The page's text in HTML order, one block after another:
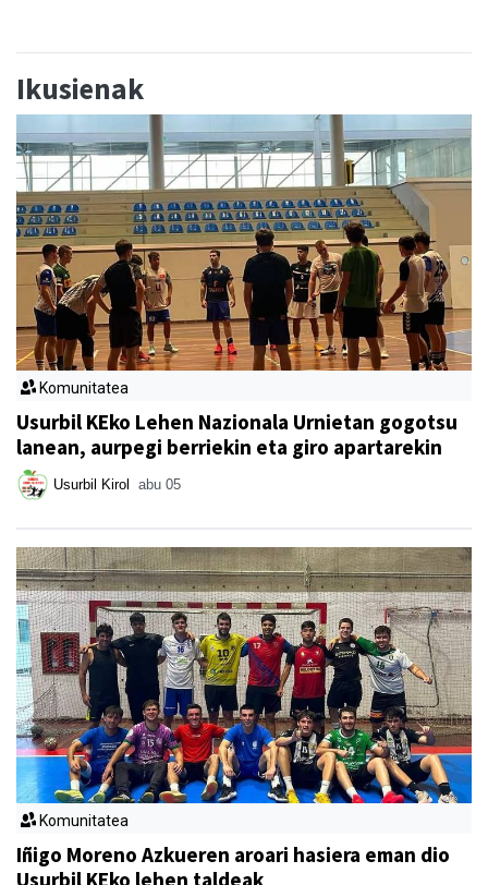
Ikusienak
Komunitatea
Usurbil KEko Lehen Nazionala Urnietan gogotsu
lanean, aurpegi berriekin eta giro apartarekin
Usurbil Kirol abu 05
Komunitatea
Iñigo Moreno Azkueren aroari hasiera eman dio
Usurbil KEko lehen taldeak